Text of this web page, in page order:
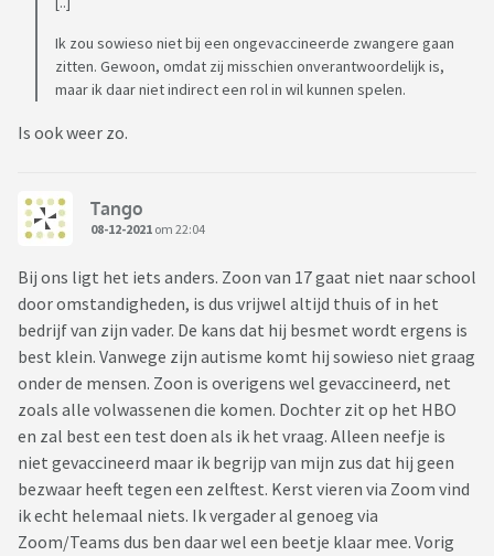
Ik zou sowieso niet bij een ongevaccineerde zwangere gaan
zitten. Gewoon, omdat zij misschien onverantwoordelijk is,
maar ik daar niet indirect een rol in wil kunnen spelen.
Is ook weer zo.
Tango
08-12-2021 om 22:04
Bij ons ligt het iets anders. Zoon van 17 gaat niet naar school
door omstandigheden, is dus vrijwel altijd thuis of in het
bedrijf van zijn vader. De kans dat hij besmet wordt ergens is
best klein. Vanwege zijn autisme komt hij sowieso niet graag
onder de mensen. Zoon is overigens wel gevaccineerd, net
zoals alle volwassenen die komen. Dochter zit op het HBO
en zal best een test doen als ik het vraag. Alleen neefje is
niet gevaccineerd maar ik begrijp van mijn zus dat hij geen
bezwaar heeft tegen een zelftest. Kerst vieren via Zoom vind
ik echt helemaal niets. Ik vergader al genoeg via
Zoom/Teams dus ben daar wel een beetje klaar mee. Vorig